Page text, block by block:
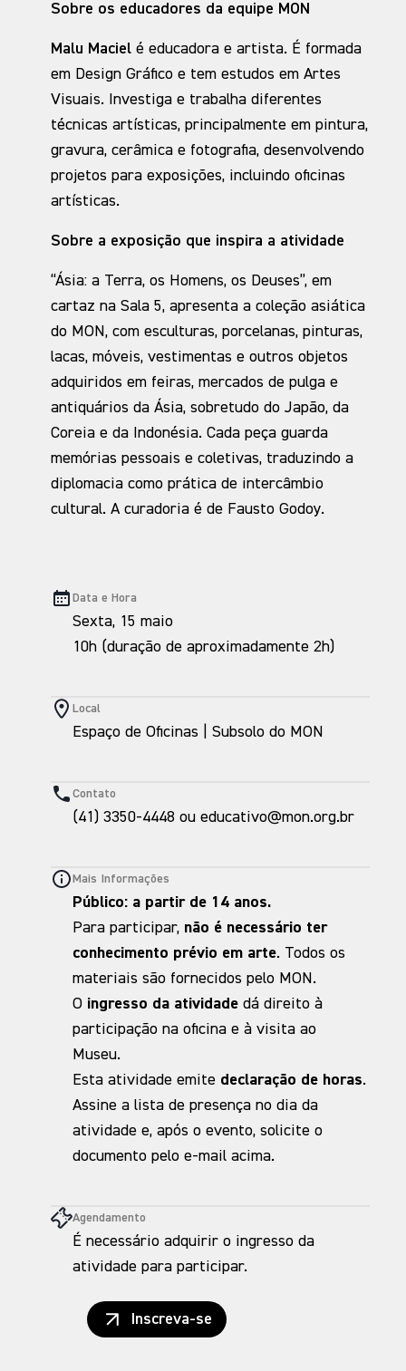
Sobre os educadores da equipe MON
Malu Maciel é educadora e artista. É formada
em Design Gráfico e tem estudos em Artes
Visuais. Investiga e trabalha diferentes
técnicas artísticas, principalmente em pintura,
gravura, cerâmica e fotografia, desenvolvendo
projetos para exposições, incluindo oficinas
artísticas.
Sobre a exposição que inspira a atividade
“Ásia: a Terra, os Homens, os Deuses”, em
cartaz na Sala 5, apresenta a coleção asiática
do MON, com esculturas, porcelanas, pinturas,
lacas, móveis, vestimentas e outros objetos
adquiridos em feiras, mercados de pulga e
antiquários da Ásia, sobretudo do Japão, da
Coreia e da Indonésia. Cada peça guarda
memórias pessoais e coletivas, traduzindo a
diplomacia como prática de intercâmbio
cultural. A curadoria é de Fausto Godoy.
Data e Hora
Sexta, 15 maio
10h (duração de aproximadamente 2h)
Local
Espaço de Oficinas | Subsolo do MON
Contato
(41) 3350-4448 ou educativo@mon.org.br
Mais Informações
Público: a partir de 14 anos.
Para participar, não é necessário ter
conhecimento prévio em arte. Todos os
materiais são fornecidos pelo MON.
O ingresso da atividade dá direito à
participação na oficina e à visita ao
Museu.
Esta atividade emite declaração de horas.
Assine a lista de presença no dia da
atividade e, após o evento, solicite o
documento pelo e-mail acima.
Agendamento
É necessário adquirir o ingresso da
atividade para participar.
Inscreva-se